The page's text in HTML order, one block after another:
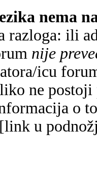
nema
razloga: ili
nije
icu
ne
o
u